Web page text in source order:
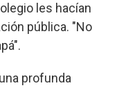
les hacían
pública. "No
profunda